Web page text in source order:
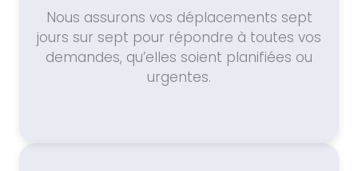
Nous assurons vos déplacements sept
jours sur sept pour répondre à toutes vos
demandes, qu’elles soient planifiées ou
urgentes.